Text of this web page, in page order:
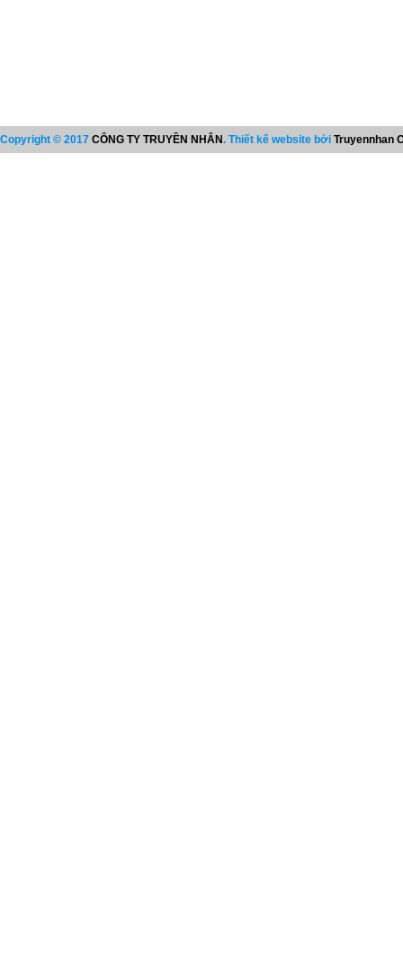
Copyright © 2017 CÔNG TY TRUYỀN NHÂN. Thiết kế website bởi Truyennhan